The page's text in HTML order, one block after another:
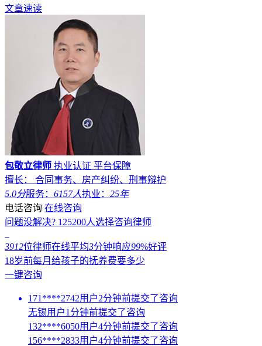
文章速读
包敬立律师 执业认证 平台保障
擅长： 合同事务、房产纠纷、刑事辩护
5.0分服务： 6157人执业： 25年
电话咨询 在线咨询
问题没解决? 125200人选择咨询律师
3912位律师在线平均3分钟响应99%好评
18岁前每月给孩子的抚养费要多少
一键咨询
171****2742用户2分钟前提交了咨询
无锡用户1分钟前提交了咨询
132****6050用户4分钟前提交了咨询
156****2833用户4分钟前提交了咨询